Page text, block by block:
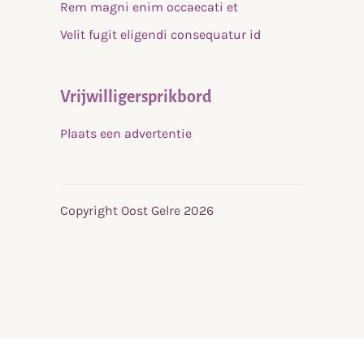
Rem magni enim occaecati et
Velit fugit eligendi consequatur id
Vrijwilligersprikbord
Plaats een advertentie
Copyright Oost Gelre 2026